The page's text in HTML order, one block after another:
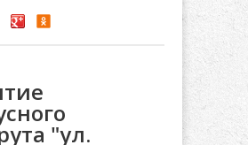
"ул.